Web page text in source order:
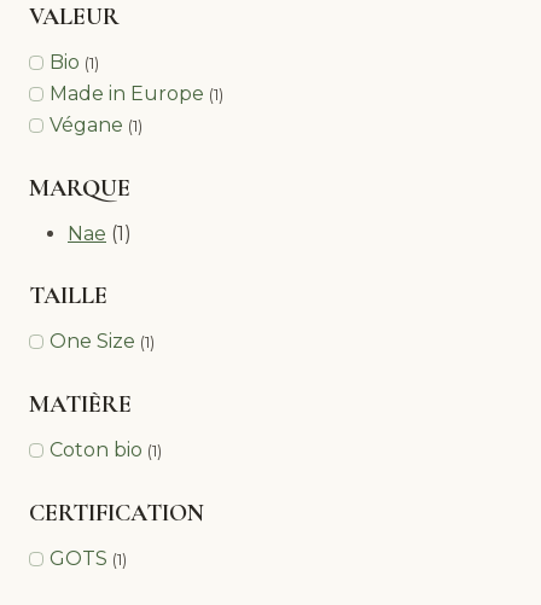
VALEUR
Bio (1)
Made in Europe (1)
Végane (1)
MARQUE
Nae (1)
TAILLE
One Size (1)
MATIÈRE
Coton bio (1)
CERTIFICATION
GOTS (1)